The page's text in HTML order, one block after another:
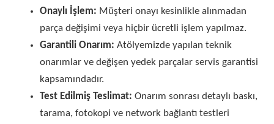
Onaylı İşlem: Müşteri onayı kesinlikle alınmadan
parça değişimi veya hiçbir ücretli işlem yapılmaz.
Garantili Onarım: Atölyemizde yapılan teknik
onarımlar ve değişen yedek parçalar servis garantisi
kapsamındadır.
Test Edilmiş Teslimat: Onarım sonrası detaylı baskı,
tarama, fotokopi ve network bağlantı testleri